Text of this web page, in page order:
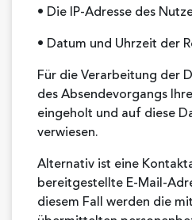
• Die IP-Adresse des
• Datum und Uhrzeit der
Für die Verarbeitung der
des Absendevorgangs
eingeholt und auf diese
verwiesen.
Alternativ ist eine
bereitgestellte E-Mail-
diesem Fall werden die